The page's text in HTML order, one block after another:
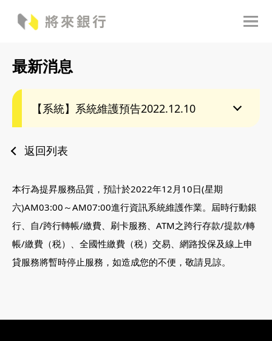
最新消息
【系統】系統維護預告2022.12.10
返回列表
本行為提昇服務品質，預計於2022年12月10日(星期
六)AM03:00～AM07:00進行資訊系統維護作業。屆時行動銀
行、自/跨行轉帳/繳費、刷卡服務、ATM之跨行存款/提款/轉
帳/繳費（税）、全國性繳費（税）交易、網路投保及線上申
貸服務將暫時停止服務，如造成您的不便，敬請見諒。